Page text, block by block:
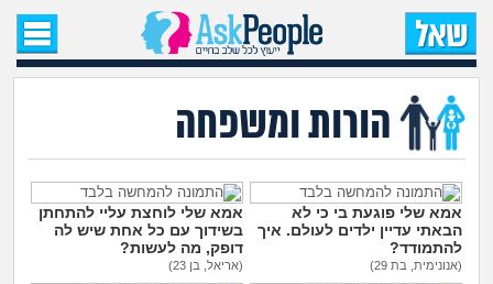
עמוד הבית
שאלות חדשות
שאלות שעוררו עניין
עצות חדשות
הורות ומשפחה
אמא שלי פוגעת בי כי לא
הבאתי עדיין ילדים לעולם. איך
להתמודד?
(אנונימית, בת 29)
אמא שלי לוחצת עליי להתחתן
בשידוך עם כל אחת שיש לה
דופק, מה לעשות?
(אריאל, בן 23)